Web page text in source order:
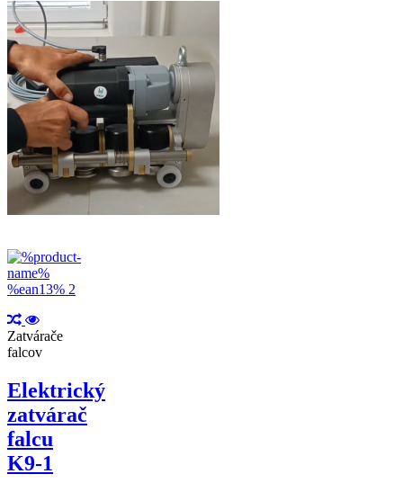
Zatvárače
falcov
Elektrický
zatvárač
falcu
K9-1